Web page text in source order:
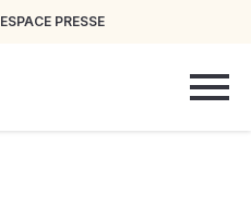
ESPACE PRESSE